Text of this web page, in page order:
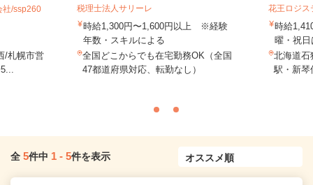
社/ssp260
/札幌市営
税理士法人サリーレ
時給1,300円〜1,600円以上 ※経験
年数・スキルによる
全国どこからでも在宅勤務OK（全国
47都道府県対応、転勤なし）
花王ロジ
時給
曜・祝
北海道石
駅・新琴
全 5件中 1 - 5件を表示